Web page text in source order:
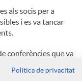
als socis per a
i es va tancar
conferències que va
Industrials de
Política de privacitat